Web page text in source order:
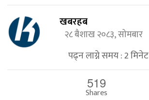
खबरहब
२८ बैशाख २०८३, सोमबार
पढ्न लाग्ने समय :2मिनेट
519
Shares